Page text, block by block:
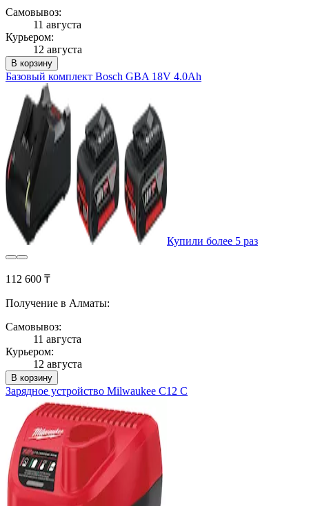
Самовывоз:
11 августа
Курьером:
12 августа
В корзину
Базовый комплект Bosch GBA 18V 4.0Ah
Купили более 5 раз
112 600 ₸
Получение в Алматы:
Самовывоз:
11 августа
Курьером:
12 августа
В корзину
Зарядное устройство Milwaukee C12 C